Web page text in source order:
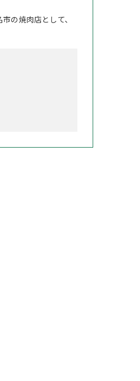
の焼肉店として、